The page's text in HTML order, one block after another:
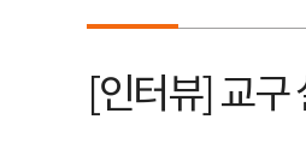
[인터뷰] 교